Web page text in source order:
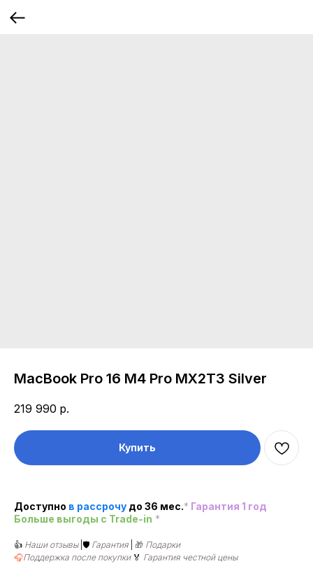
MacBook Pro 16 M4 Pro MX2T3 Silver
219 990 р.
Купить
Доступно в рассрочу до 36 мес.* Гарантия 1 год
Больше выгоды c Trade-in *
👍 Наши отзывы |🛡️ Гарантия 🎁 Подарки
🎧Поддержка после покупки 🏅 Гарантия честной цены